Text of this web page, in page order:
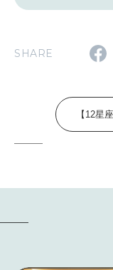
2026
SHARE
【12星